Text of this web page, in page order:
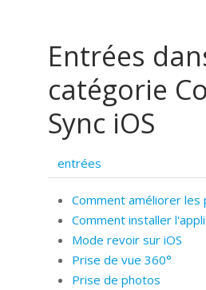
Entrées
catégorie
Sync iOS
entrées
Comment améliorer les
Comment installer
Mode revoir sur iOS
Prise de vue 360°
Prise de photos